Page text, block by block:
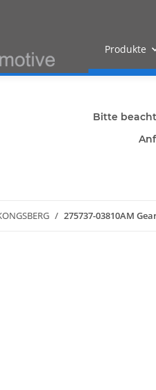
Produkte
Bitte
275737-03810AM